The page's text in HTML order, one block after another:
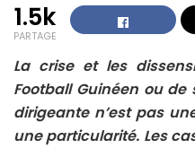
1.5k
PARTAGE
La crise et les
Football Guinéen ou
dirigeante n’est pas
une particularité. Les